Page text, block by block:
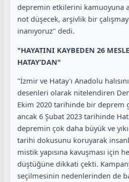
depremin etkilerini kamuoyuna
not düşecek, arşivlik bir
inanıyoruz" dedi.
"HAYATINI KAYBEDEN 26
HATAY’DAN"
"İzmir ve Hatay'ı Anadolu
desenleri olarak nitelendiren
Ekim 2020 tarihinde bir deprem
ancak 6 Şubat 2023 tarihinde
depremin çok daha büyük ve
tarihi dokusunu koruyarak
mistik yapısına kavuşması için
düştüğüne dikkati çekti.
seçilmesinin nedenlerinden de